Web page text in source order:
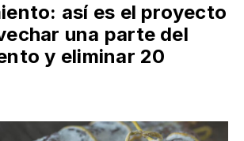
así es el proyecto
una parte del
y eliminar 20